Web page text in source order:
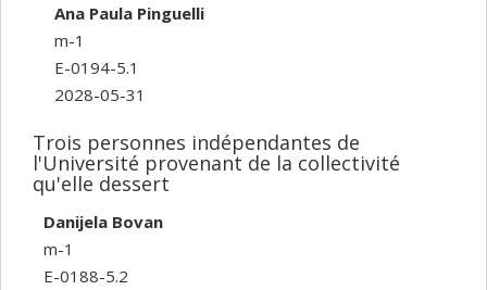
Ana Paula Pinguelli
m-1
E-0194-5.1
2028-05-31
Trois personnes indépendantes de
l'Université provenant de la collectivité
qu'elle dessert
Danijela Bovan
m-1
E-0188-5.2